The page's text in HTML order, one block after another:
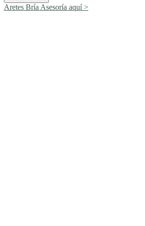
Aretes Bría Asesoría aquí >